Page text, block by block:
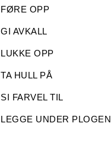
FØRE OPP
GI AVKALL
LUKKE OPP
TA HULL PÅ
SI FARVEL TIL
LEGGE UNDER PLOGEN